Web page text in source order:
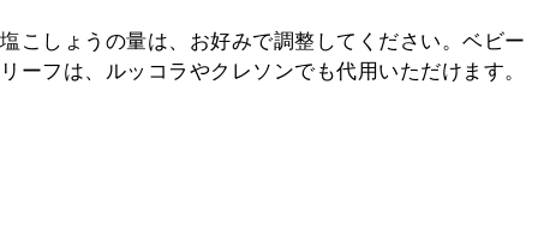
塩こしょうの量は、お好みで調整してください。ベビー
リーフは、ルッコラやクレソンでも代用いただけます。